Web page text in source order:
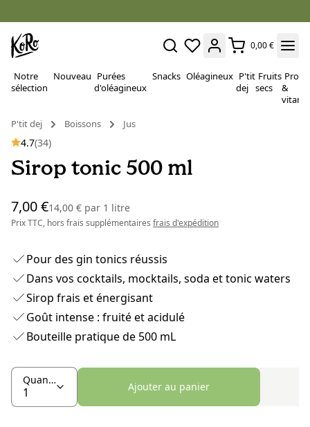
0,00 €
Notre
sélection
Nouveau Purées
d'oléagineux
Snacks Oléagineux P'tit
dej
Fruits
secs
&
P'tit dej
Boissons Jus
4.7(34)
Sirop tonic 500 ml
7,00 €14,00 € par 1 litre
Prix TTC, hors frais supplémentaires frais d'expédition
Pour des gin tonics réussis
Dans vos cocktails, mocktails, soda et tonic waters
Sirop frais et énergisant
Goût intense : fruité et acidulé
Bouteille pratique de 500 mL
Quantité
Ajouter au panier